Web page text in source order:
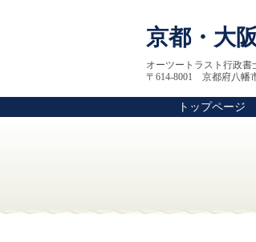
京都・大
オーツートラスト行政書
〒614-8001 京都府八幡
トップページ